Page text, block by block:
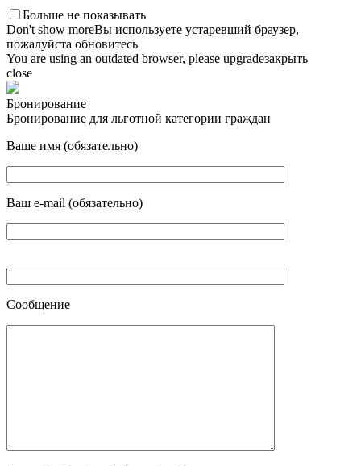
Больше не показывать
Don't show moreВы используете устаревший браузер,
пожалуйста обновитесь
You are using an outdated browser, please upgradeзакрыть
close
Бронирование
Бронирование для льготной категории граждан
Ваше имя (обязательно)
Ваш e-mail (обязательно)
Сообщение